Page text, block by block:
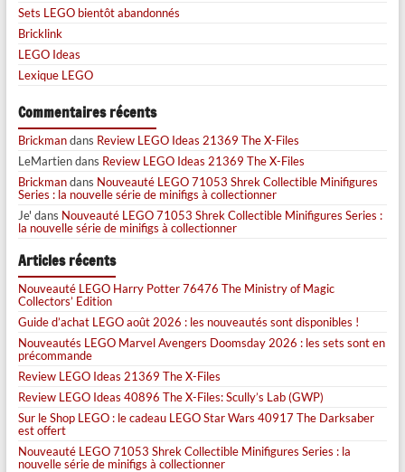
Sets LEGO bientôt abandonnés
Bricklink
LEGO Ideas
Lexique LEGO
Commentaires récents
Brickmandans Review LEGO Ideas 21369 The X-Files
LeMartiendans Review LEGO Ideas 21369 The X-Files
Brickmandans Nouveauté LEGO 71053 Shrek Collectible Minifigures
Series : la nouvelle série de minifigs à collectionner
Je' dans Nouveauté LEGO 71053 Shrek Collectible Minifigures Series :
la nouvelle série de minifigs à collectionner
Articles récents
Nouveauté LEGO Harry Potter 76476 The Ministry of Magic
Collectors’ Edition
Guide d’achat LEGO août 2026 : les nouveautés sont disponibles !
Nouveautés LEGO Marvel Avengers Doomsday 2026 : les sets sont en
précommande
Review LEGO Ideas 21369 The X-Files
Review LEGO Ideas 40896 The X-Files: Scully’s Lab (GWP)
Sur le Shop LEGO : le cadeau LEGO Star Wars 40917 The Darksaber
est offert
Nouveauté LEGO 71053 Shrek Collectible Minifigures Series : la
nouvelle série de minifigs à collectionner